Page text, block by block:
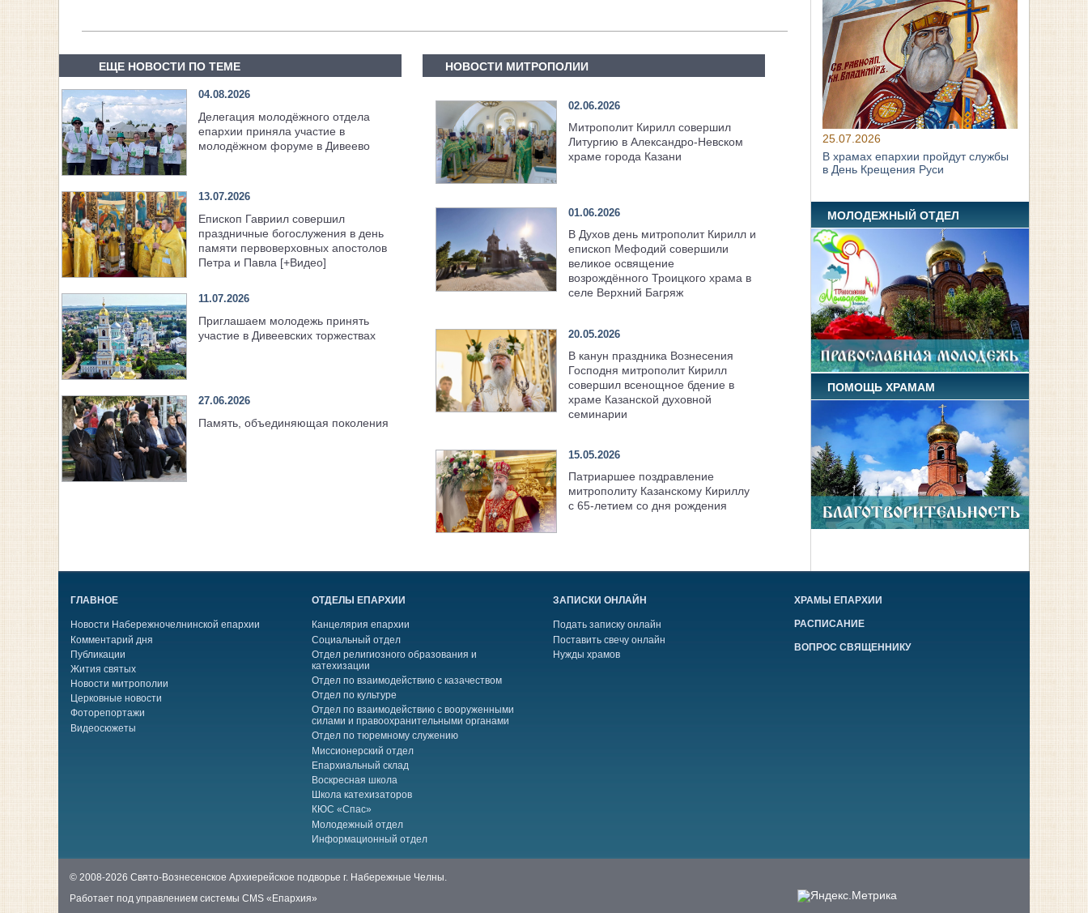
ЕЩЕ НОВОСТИ ПО ТЕМЕ
04.08.2026
Делегация молодёжного отдела
епархии приняла участие в
молодёжном форуме в Дивеево
13.07.2026
Епископ Гавриил совершил
праздничные богослужения в день
памяти первоверховных апостолов
Петра и Павла [+Видео]
11.07.2026
Приглашаем молодежь принять
участие в Дивеевских торжествах
27.06.2026
Память, объединяющая поколения
НОВОСТИ МИТРОПОЛИИ
02.06.2026
Митрополит Кирилл совершил
Литургию в Александро-Невском
храме города Казани
01.06.2026
В Духов день митрополит Кирилл и
епископ Мефодий совершили
великое освящение
возрождённого Троицкого храма в
селе Верхний Багряж
20.05.2026
В канун праздника Вознесения
Господня митрополит Кирилл
совершил всенощное бдение в
храме Казанской духовной
семинарии
15.05.2026
Патриаршее поздравление
митрополиту Казанскому Кириллу
с 65-летием со дня рождения
25.07.2026
В храмах епархии пройдут службы
в День Крещения Руси
МОЛОДЕЖНЫЙ ОТДЕЛ
ПОМОЩЬ ХРАМАМ
ГЛАВНОЕ
Новости Набережночелнинской епархии
Комментарий дня
Публикации
Жития святых
Новости митрополии
Церковные новости
Фоторепортажи
Видеосюжеты
ОТДЕЛЫ ЕПАРХИИ
Канцелярия епархии
Социальный отдел
Отдел религиозного образования и
катехизации
Отдел по взаимодействию с казачеством
Отдел по культуре
Отдел по взаимодействию с вооруженными
силами и правоохранительными органами
Отдел по тюремному служению
Миссионерский отдел
Епархиальный склад
Воскресная школа
Школа катехизаторов
КЮС «Спас»
Молодежный отдел
Информационный отдел
ЗАПИСКИ ОНЛАЙН
Подать записку онлайн
Поставить свечу онлайн
Нужды храмов
ХРАМЫ ЕПАРХИИ
РАСПИСАНИЕ
ВОПРОС СВЯЩЕННИКУ
© 2008-2026 Свято-Вознесенское Архиерейское подворье г. Набережные Челны.
Работает под управлением системы CMS «Епархия»